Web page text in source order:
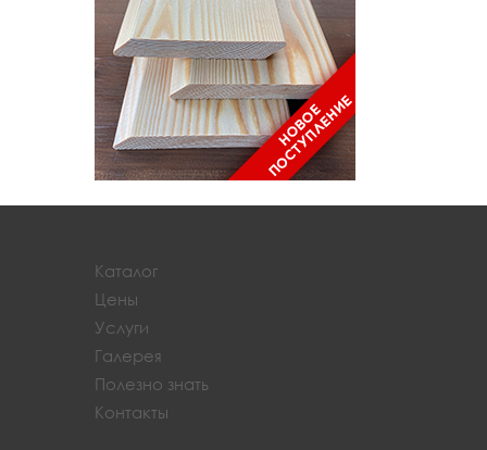
Каталог
Цены
Услуги
Галерея
Полезно знать
Контакты